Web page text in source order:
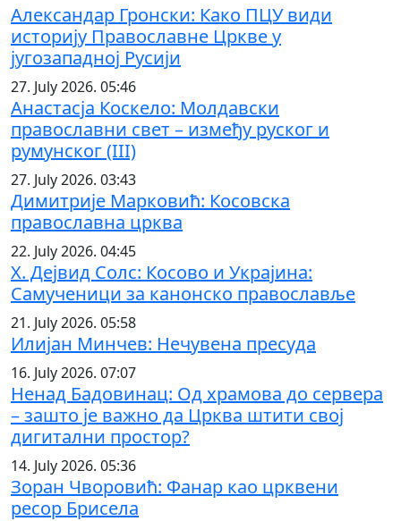
Александар Гронски: Како ПЦУ види
историју Православне Цркве у
југозападној Русији
27. July 2026. 05:46
Анастасја Коскело: Молдавски
православни свет – између руског и
румунског (III)
27. July 2026. 03:43
Димитрије Марковић: Косовска
православна црква
22. July 2026. 04:45
Х. Дејвид Солс: Косово и Украјина:
Самученици за канонско православље
21. July 2026. 05:58
Илијан Минчев: Нечувена пресуда
16. July 2026. 07:07
Ненад Бадовинац: Од храмова до сервера
– зашто је важно да Црква штити свој
дигитални простор?
14. July 2026. 05:36
Зоран Чворовић: Фанар као црквени
ресор Брисела